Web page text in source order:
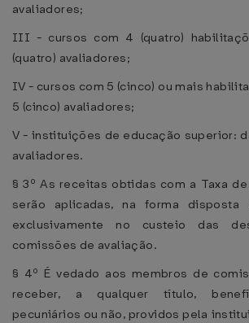
avaliadores;
III - cursos com 4 (quatro)
(quatro) avaliadores;
IV - cursos com 5 (cinco) ou mais
5 (cinco) avaliadores;
V - instituições de educação superior:
avaliadores.
§ 3º As receitas obtidas com a Taxa
serão aplicadas, na forma disposta
exclusivamente no custeio das
comissões de avaliação.
§ 4º É vedado aos membros de
receber, a qualquer título,
pecuniários ou não, providos pela